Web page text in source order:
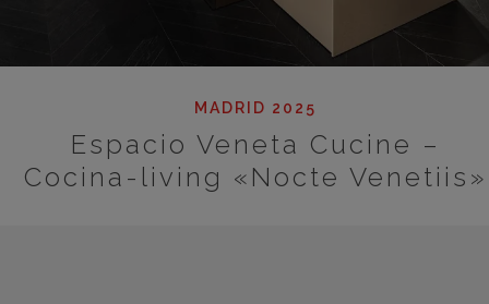
MADRID 2025
Espacio Veneta Cucine –
Cocina-living «Nocte Venetiis»